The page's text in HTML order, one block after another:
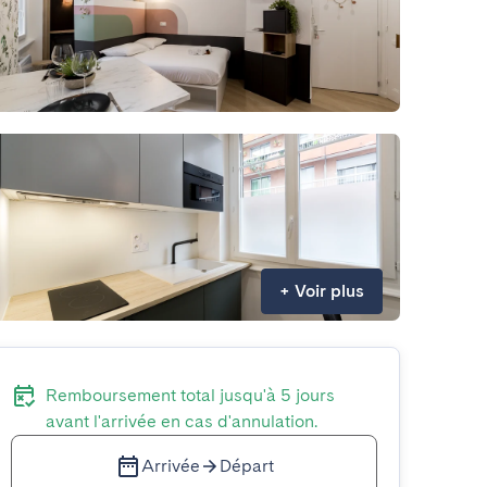
+ Voir plus
Remboursement total jusqu'à 5 jours
avant l'arrivée en cas d'annulation.
Arrivée Départ